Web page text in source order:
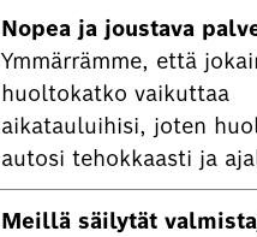
Nopea ja joustava
Ymmärrämme, että
huoltokatko vaikuttaa
aikatauluihisi, joten
autosi tehokkaasti ja
Meillä säilytät